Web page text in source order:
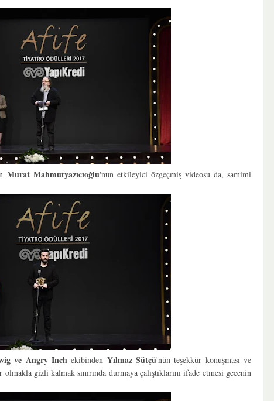
Murat Mahmutyazıcıoğlu'nun etkileyici özgeçmiş videosu da, samimi
ve Angry Inchekibinden Yılmaz Sütçü'nün teşekkür konuşması ve
olmakla gizli kalmak sınırında durmaya çalıştıklarını ifade etmesi gecenin